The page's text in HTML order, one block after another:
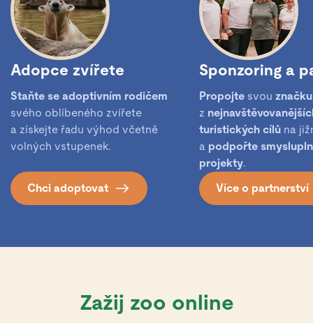
Adopce zvířete
Staňte se adoptivním rodičem
svého oblíbeného zvířete
a získejte řadu výhod včetně
volných vstupenek.
Chci adoptovat
Sponzoring a
Propojte svou značku
z
turistických cílů na
a podpořte
projekty.
Více o partnerství
Zažij zoo online